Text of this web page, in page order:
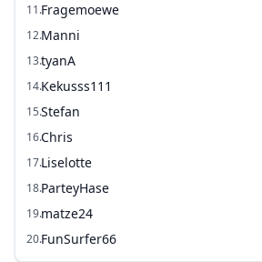
11.Fragemoewe
12.Manni
13.tyanA
14.Kekusss111
15.Stefan
16.Chris
17.Liselotte
18.ParteyHase
19.matze24
20.FunSurfer66